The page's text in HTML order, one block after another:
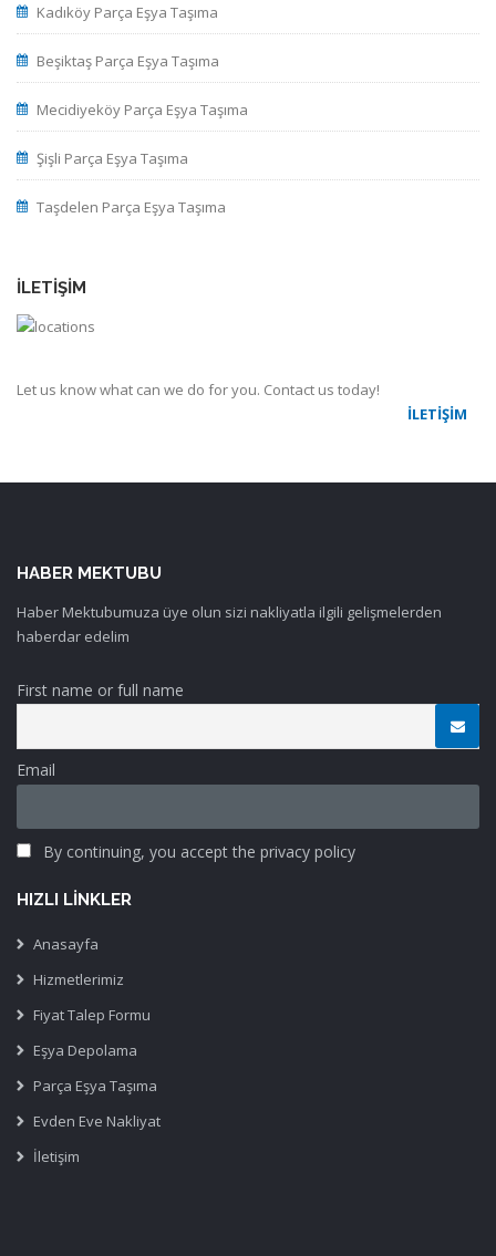
Kadıköy Parça Eşya Taşıma
Beşiktaş Parça Eşya Taşıma
Mecidiyeköy Parça Eşya Taşıma
Şişli Parça Eşya Taşıma
Taşdelen Parça Eşya Taşıma
İLETIŞIM
Let us know what can we do for you. Contact us today!
İLETIŞIM
HABER MEKTUBU
Haber Mektubumuza üye olun sizi nakliyatla ilgili gelişmelerden
haberdar edelim
First name or full name
Email
By continuing, you accept the privacy policy
HIZLI LINKLER
Anasayfa
Hizmetlerimiz
Fiyat Talep Formu
Eşya Depolama
Parça Eşya Taşıma
Evden Eve Nakliyat
İletişim